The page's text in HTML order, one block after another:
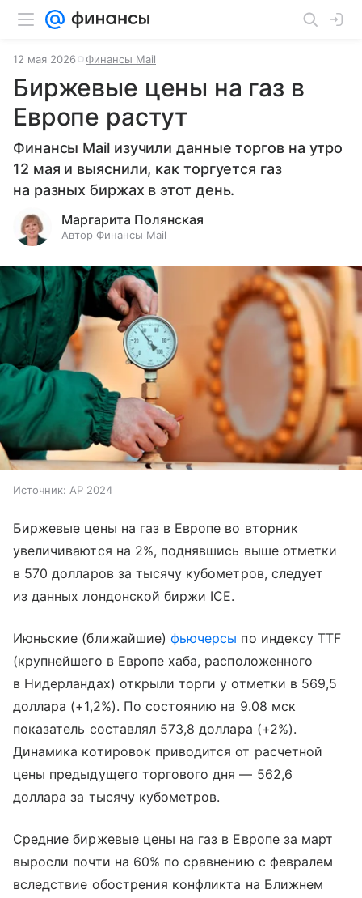
12 мая 2026 Финансы Mail
Биржевые цены на газ в
Европе растут
Финансы Mail изучили данные торгов на утро
12 мая и выяснили, как торгуется газ
на разных биржах в этот день.
Маргарита Полянская
Автор Финансы Mail
Источник: AP 2024
Биржевые цены на газ в Европе во вторник
увеличиваются на 2%, поднявшись выше отметки
в 570 долларов за тысячу кубометров, следует
из данных лондонской биржи ICE.
Июньские (ближайшие)фьючерсы по индексу TTF
(крупнейшего в Европе хаба, расположенного
в Нидерландах) открыли торги у отметки в 569,5
доллара (+1,2%). По состоянию на 9.08 мск
показатель составлял 573,8 доллара (+2%).
Динамика котировок приводится от расчетной
цены предыдущего торгового дня — 562,6
доллара за тысячу кубометров.
Средние биржевые цены на газ в Европе за март
выросли почти на 60% по сравнению с февралем
вследствие обострения конфликта на Ближнем